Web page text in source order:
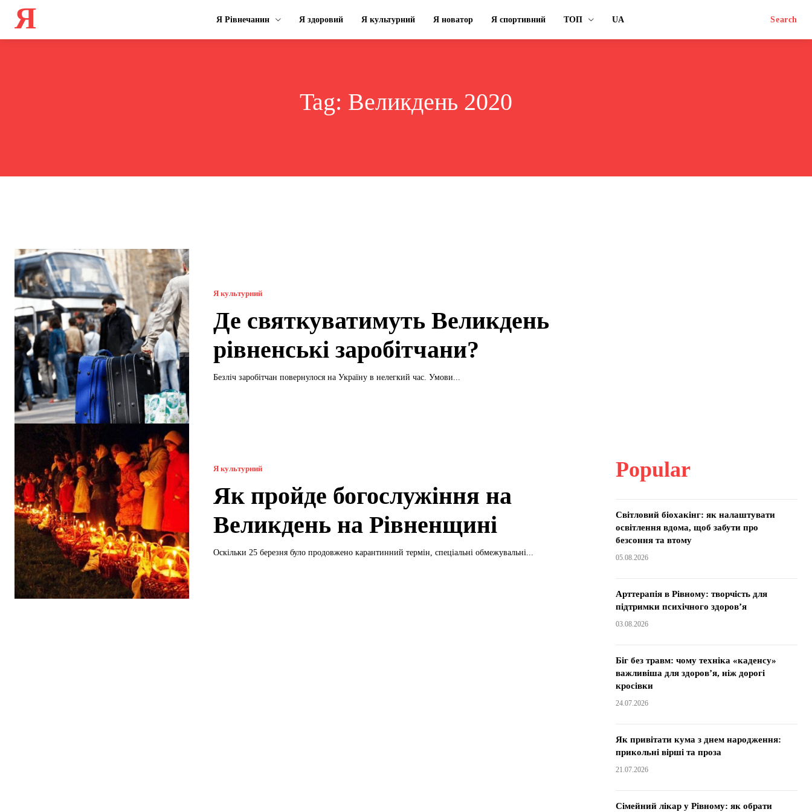
Я Я Рівнечанин Я здоровий Я культурний Я новатор Я спортивний ТОП UA Search
Tag: Великдень 2020
Я культурний
Де святкуватимуть Великдень
рівненські заробітчани?
Безліч заробітчан повернулося на Україну в нелегкий час. Умови...
Я культурний
Як пройде богослужіння на
Великдень на Рівненщині
Оскільки 25 березня було продовжено карантинний термін, спеціальні обмежувальні...
Popular
Світловий біохакінг: як налаштувати
освітлення вдома, щоб забути про
безсоння та втому
05.08.2026
Арттерапія в Рівному: творчість для
підтримки психічного здоров’я
03.08.2026
Біг без травм: чому техніка «каденсу»
важливіша для здоров’я, ніж дорогі
кросівки
24.07.2026
Як привітати кума з днем народження:
прикольні вірші та проза
21.07.2026
Сімейний лікар у Рівному: як обрати